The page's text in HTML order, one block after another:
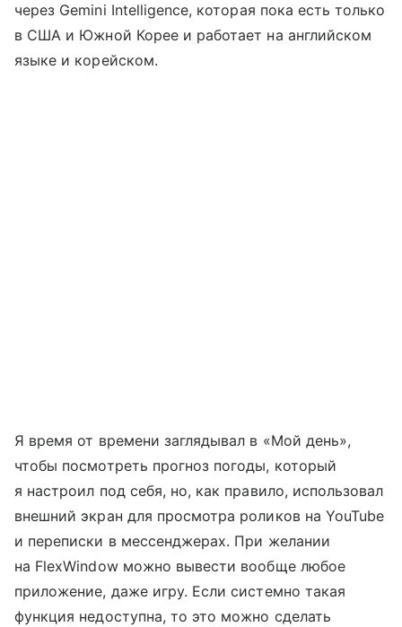
через Gemini Intelligence, которая пока есть только
в США и Южной Корее и работает на английском
языке и корейском.
Я время от времени заглядывал в «Мой день»,
чтобы посмотреть прогноз погоды, который
я настроил под себя, но, как правило, использовал
внешний экран для просмотра роликов на YouTube
и переписки в мессенджерах. При желании
на FlexWindow можно вывести вообще любое
приложение, даже игру. Если системно такая
функция недоступна, то это можно сделать